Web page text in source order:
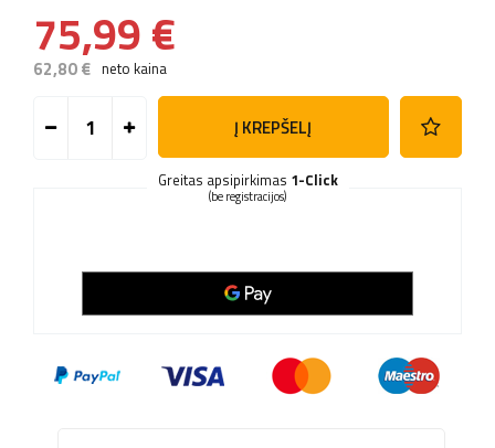
75,99 €
62,80 € neto kaina
Į KREPŠELĮ
Greitas apsipirkimas 1-Click
(be registracijos)